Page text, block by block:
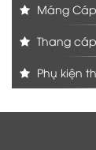
Máng Cáp
Thang cáp
Phụ kiện